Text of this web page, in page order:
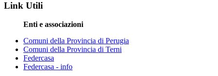
Link Utili
Enti e associazioni
Comuni della Provincia di Perugia
Comuni della Provincia di Terni
Federcasa
Federcasa - info